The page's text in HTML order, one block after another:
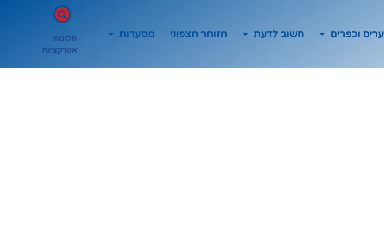
ערים וכפרים חשוב לדעת הזוהר הצפוני מסעדות
מלונות
אטרקציות